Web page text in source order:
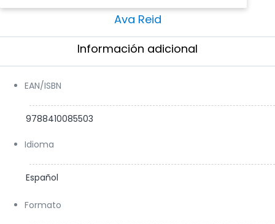
Ava Reides la autora deEl arte de ahogarse,Enebro &
La loba y el leñador
sellersdelSunday Timesy delNew York Times. Se
graduó en Ciencias Políticas por el Barnard College
y vive en Nueva Jersey.
Ava Reid
Información adicional​
EAN/ISBN
9788410085503
Idioma
Español
Formato